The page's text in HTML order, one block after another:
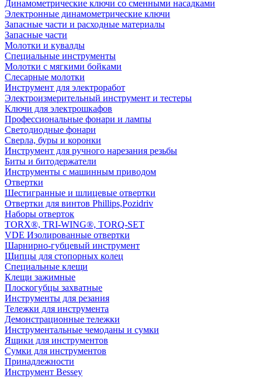
Динамометрические ключи со сменными насадками
Электронные динамометрические ключи
Запасные части и расходные материалы
Запасные части
Молотки и кувалды
Специальные инструменты
Молотки с мягкими бойками
Слесарные молотки
Инструмент для электроработ
Электроизмерительный инструмент и тестеры
Ключи для электрошкафов
Профессиональные фонари и лампы
Светодиодные фонари
Сверла, буры и коронки
Инструмент для ручного нарезания резьбы
Биты и битодержатели
Инструменты с машинным приводом
Отвертки
Шестигранные и шлицевые отвертки
Отвертки для винтов Phillips,Pozidriv
Наборы отверток
TORX®, TRI-WING®, TORQ-SET
VDE Изолированные отвертки
Шарнирно-губцевый инструмент
Щипцы для стопорных колец
Специальные клещи
Клещи зажимные
Плоскогубцы захватные
Инструменты для резания
Тележки для инструмента
Демонстрационные тележки
Инструментальные чемоданы и сумки
Ящики для инструментов
Сумки для инструментов
Принадлежности
Инструмент Bessey